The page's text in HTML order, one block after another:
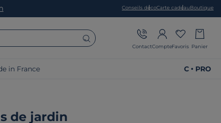
Conseils décoCarte cadeauBoutique
ContactCompteFavoris Panier
in France C • PRO
de jardin